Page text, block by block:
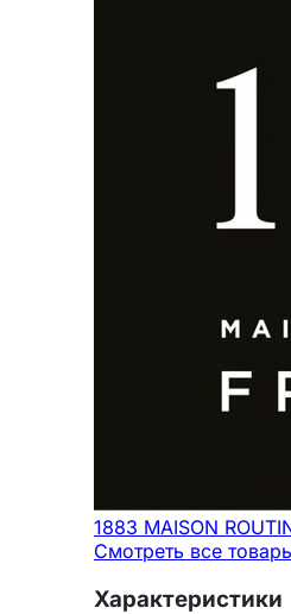
1883 MAISON
Смотреть все
Характеристики